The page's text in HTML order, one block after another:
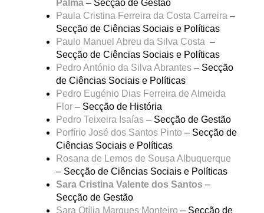
Palma – Secção de Gestão
Paula Cristina Ferreira da Costa Carreira –
Secção de Ciências Sociais e Políticas
Paulo Manuel Abreu da Silva Costa –
Secção de Ciências Sociais e Políticas
Pedro António da Silva Abrantes – Secção
de Ciências Sociais e Políticas
Pedro Eugénio Dias Ferreira de Almeida
Flor – Secção de História
Pedro Teixeira Isaías – Secção de Gestão
Porfírio José dos Santos Pinto – Secção de
Ciências Sociais e Políticas
Rosana de Lemos de Sousa Albuquerque
– Secção de Ciências Sociais e Políticas
Sara Cristina Valente dos Santos –
Secção de Gestão
Sara Otília Marques Monteiro – Secção de